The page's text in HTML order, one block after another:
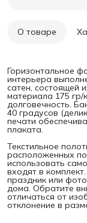
О товаре
Горизонтальное
интерьера
сатен, состоящей
материала 175 гр/
долговечность.
40 градусов
печати
плаката.
Текстильное
расположенных
использовать
входят в
праздник или
дома. Обратите
отличаться от
отклонение в